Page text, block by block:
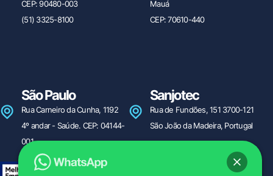
CEP: 90480-003
(51) 3325-8100
Mauá
CEP: 70610-440
São Paulo
Rua Carneiro da Cunha, 1192
4º andar - Saúde. CEP: 04144-
001
Sanjotec
Rua de Fundões, 151 3700-121
São João da Madeira, Portugal